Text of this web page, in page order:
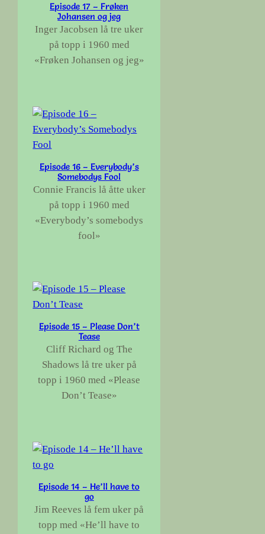
Episode 17 – Frøken
Johansen og jeg
Inger Jacobsen lå tre uker
på topp i 1960 med
«Frøken Johansen og jeg»
Episode 16 – Everybody’s
Somebodys Fool
Connie Francis lå åtte uker
på topp i 1960 med
«Everybody’s somebodys
fool»
Episode 15 – Please Don’t
Tease
Cliff Richard og The
Shadows lå tre uker på
topp i 1960 med «Please
Don’t Tease»
Episode 14 – He’ll have to
go
Jim Reeves lå fem uker på
topp med «He’ll have to